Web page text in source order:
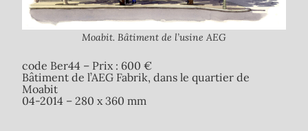
Moabit. Bâtiment de l’usine AEG
code Ber44 – Prix : 600 €
Bâtiment de l’AEG Fabrik, dans le quartier de
Moabit
04-2014 – 280 x 360 mm